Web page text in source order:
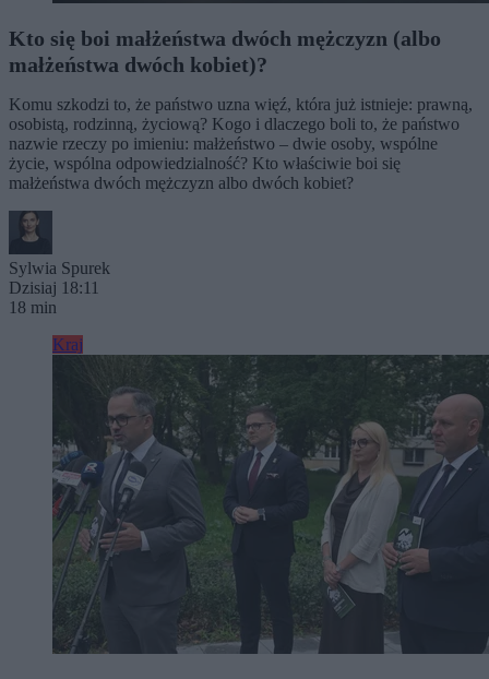
Kto się boi małżeństwa dwóch mężczyzn (albo
małżeństwa dwóch kobiet)?
Komu szkodzi to, że państwo uzna więź, która już istnieje: prawną,
osobistą, rodzinną, życiową? Kogo i dlaczego boli to, że państwo
nazwie rzeczy po imieniu: małżeństwo – dwie osoby, wspólne
życie, wspólna odpowiedzialność? Kto właściwie boi się
małżeństwa dwóch mężczyzn albo dwóch kobiet?
Sylwia Spurek
Dzisiaj 18:11
18 min
Kraj